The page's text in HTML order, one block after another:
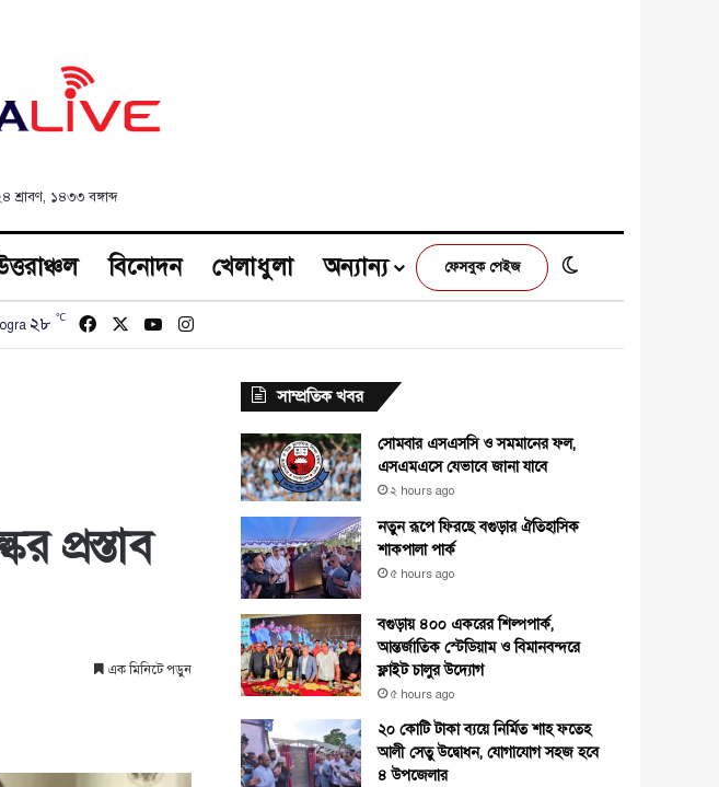
শ্রাবণ, ১৪৩৩ বঙ্গাব্দ
বিনোদন খেলাধুলা অন্যান্য ফেসবুক পেইজ
২৮ ℃ FacebookYouTubeInstagram
প্রস্তাব
এক মিনিটে পড়ুন
সাম্প্রতিক খবর
সোমবার এসএসসি ও সমমানের ফল,
এসএমএসে যেভাবে জানা যাবে
২ hours ago
নতুন রূপে ফিরছে বগুড়ার ঐতিহাসিক
শাকপালা পার্ক
৫ hours ago
বগুড়ায় ৪০০ একরের শিল্পপার্ক,
আন্তর্জাতিক স্টেডিয়াম ও বিমানবন্দরে
ফ্লাইট চালুর উদ্যোগ
৫ hours ago
২০ কোটি টাকা ব্যয়ে নির্মিত শাহ ফতেহ
আলী সেতু উদ্বোধন, যোগাযোগ সহজ হবে
৪ উপজেলার